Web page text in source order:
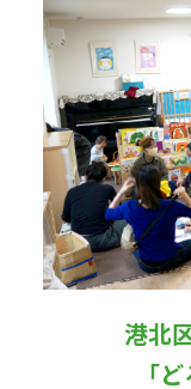
港北
「